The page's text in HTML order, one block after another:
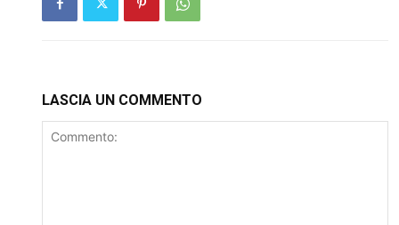
LASCIA UN COMMENTO